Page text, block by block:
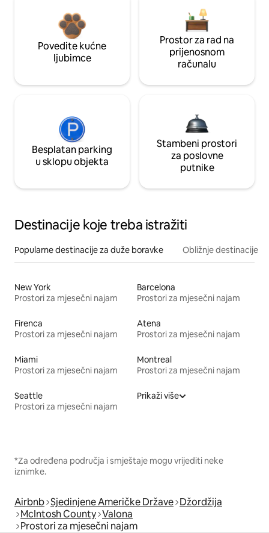
Povedite kućne
ljubimce
Prostor za rad na
prijenosnom
računalu
Besplatan parking
u sklopu objekta
Stambeni prostori
za poslovne
putnike
Destinacije koje treba istražiti
Popularne destinacije za duže boravke Obližnje destinacije
New York
Prostori za mjesečni najam
Barcelona
Prostori za mjesečni najam
Firenca
Prostori za mjesečni najam
Atena
Prostori za mjesečni najam
Miami
Prostori za mjesečni najam
Montreal
Prostori za mjesečni najam
Seattle
Prostori za mjesečni najam
Prikaži više
*Za određena područja i smještaje mogu vrijediti neke
iznimke.
Airbnb Sjedinjene Američke Države Džordžija
McIntosh County Valona
Prostori za mjesečni najam